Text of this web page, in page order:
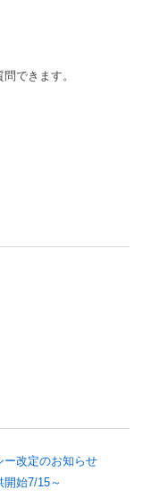
できます。
ー改定のお知らせ
開始7/15～